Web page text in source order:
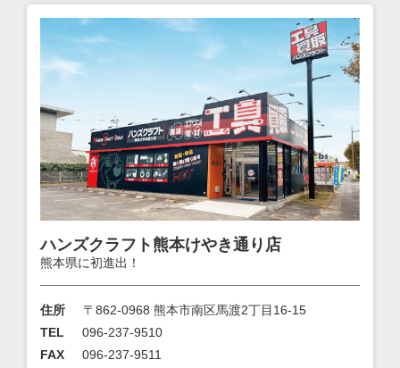
ハンズクラフト熊本けやき通り店
熊本県に初進出！
住所
〒862-0968 熊本市南区馬渡2丁目16-15
TEL
096-237-9510
FAX
096-237-9511